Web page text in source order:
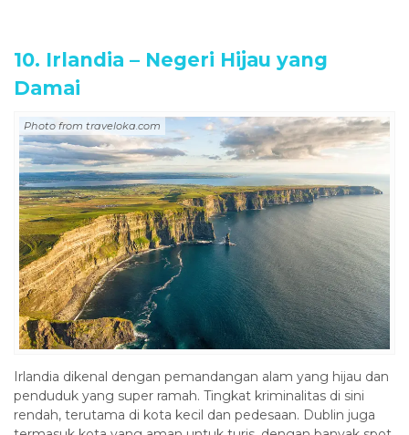
10. Irlandia – Negeri Hijau yang
Damai
Photo from traveloka.com
Irlandia dikenal dengan pemandangan alam yang hijau dan
penduduk yang super ramah. Tingkat kriminalitas di sini
rendah, terutama di kota kecil dan pedesaan. Dublin juga